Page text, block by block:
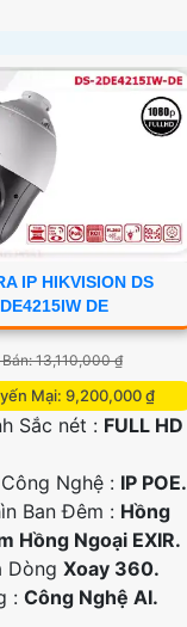
IP HIKVISION DS
DE
13,110,000 ₫
Mại: 9,200,000 ₫
Sắc nét : FULL HD
Nghệ : IP POE.
Ban Đêm : Hồng
Hồng Ngoại EXIR.
Dòng Xoay 360.
: Công Nghệ AI.